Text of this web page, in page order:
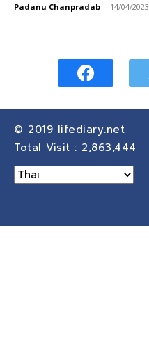
Padanu Chanpradab - 14/04/2023
© 2019 lifediary.net
Total Visit : 2,863,444